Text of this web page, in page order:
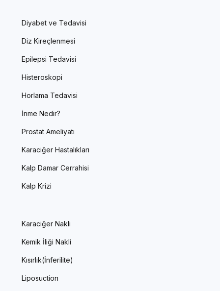
Diyabet ve Tedavisi
Diz Kireçlenmesi
Epilepsi Tedavisi
Histeroskopi
Horlama Tedavisi
İnme Nedir?
Prostat Ameliyatı
Karaciğer Hastalıkları
Kalp Damar Cerrahisi
Kalp Krizi
Karaciğer Nakli
Kemik İliği Nakli
Kısırlık(İnferilite)
Liposuction